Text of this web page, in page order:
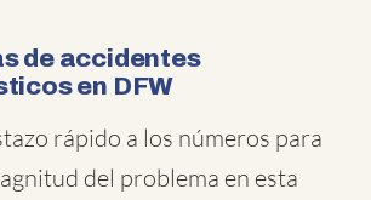
de accidentes
en DFW
rápido a los números para
del problema en esta